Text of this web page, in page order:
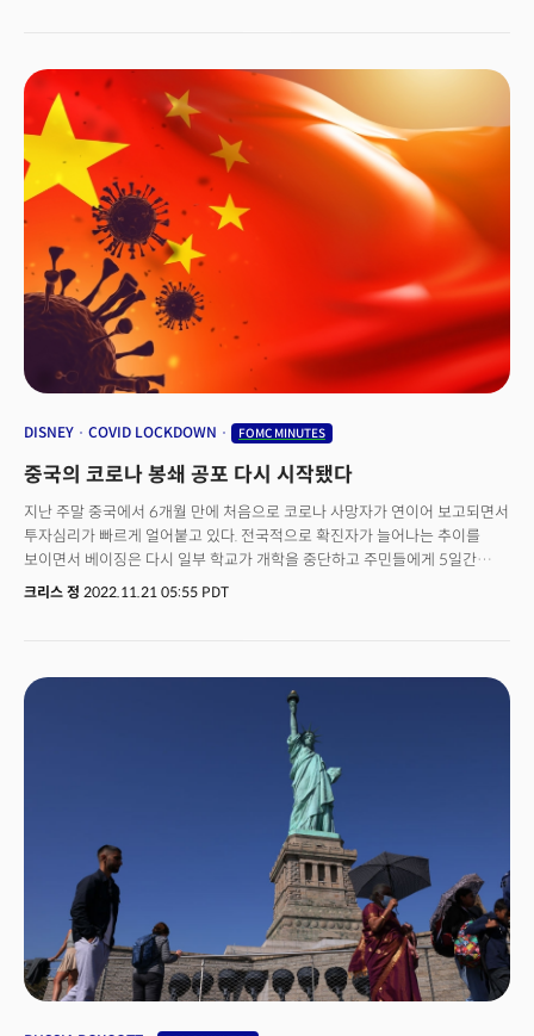
+0.69%)12월 FOMC 의사록은 연준 위원들의 매파적인 기조를 그대로
드러냈다는 평이다. 연준 위원들은 금융시장의 완화가 인플레이션에
대응하려는 연준의 노력을 복잡하게 할 수 있다는 경고와 함께 이례적으로
매파적인 기조를 드러냈다.
최종금리에 대한 전망은 분분한 상황이다. 크레이그 얼람(Craig Erlam)
오안다 수석 시장 분석가는 "연준의 의도를 성급하게 미리 단정했던
투자자들은 연준이 최종금리 전망을 낮추거나 긴축을 완화할 것이란 단서를
찾길 원할 것"이라며 시장이 연준의 긴축 완화 시그널에 주목할 것으로
전망했다. 쏟아지는 경제 데이터 역시 시장의 이목을 끌 것으로 관측된다.
유로존 경제가 침체에 빠졌음을 보여주는 제조업과 서비스 지수가 발표됐지만
예상보다 긍정적인 지표로 지역 경제의 침체가 완화될 수 있다는 잠재적
희망을 보여줬다는 평이다. 다만 이미 경기침체에 진입한 것으로 평가받는
영국의 경제는 침체가 2023년까지 악화될 수 있다는 전망이다. 미국의 경제
데이터도 시장의 주목을 받고있다. 신규주택 판매는 무너지는 주택시장의
붕괴 속도에 대한 단서를 줄 것으로 보이고 신규 실업수당 청구는 연준이
주목하는 타이트한 고용시장에 대한 가장 빠른 신호를 줄 것으로 전망된다.
대표적인 경기 선행지수로 인식되는 구매관리자지수(PMI)와 내구재 주문
역시 미국의 경기침체 가능성에 대한 단서를 제공할 것이다. 국제유가는
상한선을 부과하는 제재를 논의하면서 하락했다. 한편 카타르 월드컵의
의 오너인 글레이저 가문이 축구팀 매각을 시사, 개장 전 거래에서 급등했다.
아브람 글레이저(Avram Glazer)와 조엘 글레이저(Joel Glazer) 맨유 공동
회장 겸 이사는 성명을 통해 “구단의 성공 역사를 계속 이어나가기 위해
이사회는 전략적 대안에 대한 철평가를 승인했다”며 "팬들에게 최상의
서비스를 제공하고 맨체스터 유나이티드가 현재와 미래에 클럽이 성장할 수
있는 기회를 극대화하기 위해 모든 옵션을 검토할 것이다"고 밝혔다.
DISNEY COVID LOCKDOWN FOMC MINUTES
중국의 코로나 봉쇄 공포 다시 시작됐다
지난 주말 중국에서 6개월 만에 처음으로 코로나 사망자가 연이어 보고되면서
투자심리가 빠르게 얼어붙고 있다. 전국적으로 확진자가 늘어나는 추이를
보이면서 베이징은 다시 일부 학교가 개학을 중단하고 주민들에게 5일간
재택을 명령하는 등 코로나 봉쇄 조치가 다시 시작됐다. 이는 중국 경제 재개에
랜스다운(Hargreaves Lansdown) 수잔나 스트리터의 수석 시장 전략가는
"중국에서 코로나 확진 사례가 증가하고 규제가 새롭게 강화되면서 제조업
생산에 충격을 주고 원자재 수요를 압박할 것이란 우려로 금융시장이 감기에
걸렸다."고 평가했다.연준의 매파적인 기조 역시 시장에 부담으로 작용하는
가운데 이번 주 투자자들은 11월 연준의 통화정책 회의록에 주목할 것으로
전망된다. 지난 주말 라파엘 보스틱 애틀란타 연은 총재는 경제가 연착륙할 수
있도록 금리인상 속도를 1% 포인트 수준에서 늦추는 것을 선호한다고
말했다. 반면 수잔 콜린스 보스턴 연은 총재는 12월 75bp 금리인상을 포함해
여전히 강력한 긴축 기조가 필요하다는 견해를 되풀이했다. 이번 주는 미국의
추수감사절 연휴가 있는 주간으로 목요일(24일, 현지시각)은 휴장하며 금요일
(25일, 현지시각) 오후 1시(미 동부 표준시)에 조기 마감할 예정이다. 주목할
만한 경제 데이터로는 내구재 주문을 시작으로 신규 실업수당 청구와
미시건대의 소비자심리지수 등이 수요일(23일, 현지시각) 발표 예정이다.
크리스 정 2022.11.21 05:55 PDT